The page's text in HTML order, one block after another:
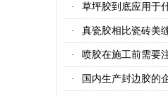
· 草坪胶到底应用于
· 真瓷胶相比瓷砖美
· 喷胶在施工前需要
· 国内生产封边胶的